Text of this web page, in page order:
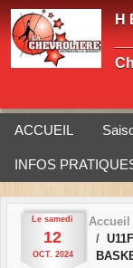
H
ACCUEIL
INFOS
Le samedi
12
OCT. 2024
Accueil
Panneau de